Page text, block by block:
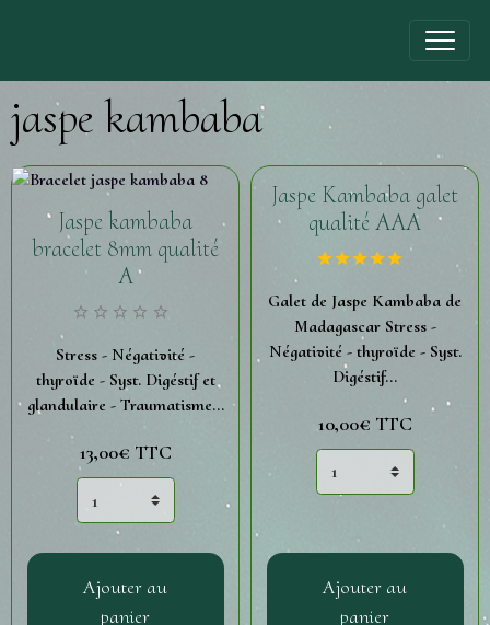
jaspe kambaba
Jaspe kambaba
bracelet 8mm qualité
A
Stress - Négativité -
thyroïde - Syst. Digéstif et
glandulaire - Traumatisme...
13,00€ TTC
Ajouter au
panier
Jaspe Kambaba galet
qualité AAA
Galet de Jaspe Kambaba de
Madagascar Stress -
Négativité - thyroïde - Syst.
Digéstif...
10,00€ TTC
Ajouter au
panier